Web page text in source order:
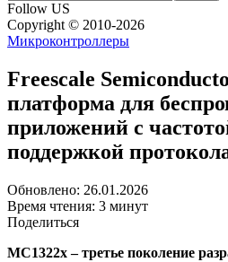
Follow US
Copyright © 2010-2026
Микроконтроллеры
Freescale
платформа для
приложений с
поддержкой
Обновлено: 26.01.2026
Время чтения: 3 минут
Поделиться
MC1322x – третье поколение